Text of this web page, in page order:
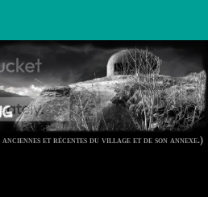
et récentes du village et de son annexe.)